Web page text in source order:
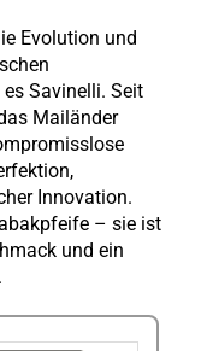
Evolution und
Savinelli. Seit
Mailänder
Innovation.
– sie ist
und ein